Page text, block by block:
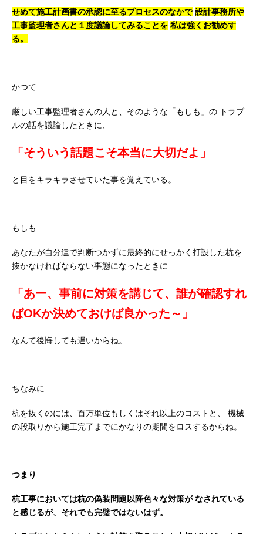
せめて施工計画書の承認に至るプロセスのなかで 設計事務所や
工事監理者さんと１度議論してみることを 私は強くお勧めす
る。
かつて
厳しい工事監理者さんの人と、そのような「もしも」の トラブ
ルの話を議論したときに、
「そういう話題こそ本当に大切だよ」
と目をキラキラさせていた事を覚えている。
もしも
あなたが自分達で判断つかずに最終的にせっかく打設した杭を
抜かなければならない事態になったときに
「あー、事前に対策を講じて、誰が確認すれ
ばOKか決めておけば良かった～」
なんて後悔しても遅いからね。
ちなみに
杭を抜くのには、百万単位もしくはそれ以上のコストと、
機械
の段取りから施工完了までにかなりの期間をロスするからね。
つまり
杭工事においては杭の偽装問題以降色々な対策が なされている
と感じるが、それでも完璧ではないはず。